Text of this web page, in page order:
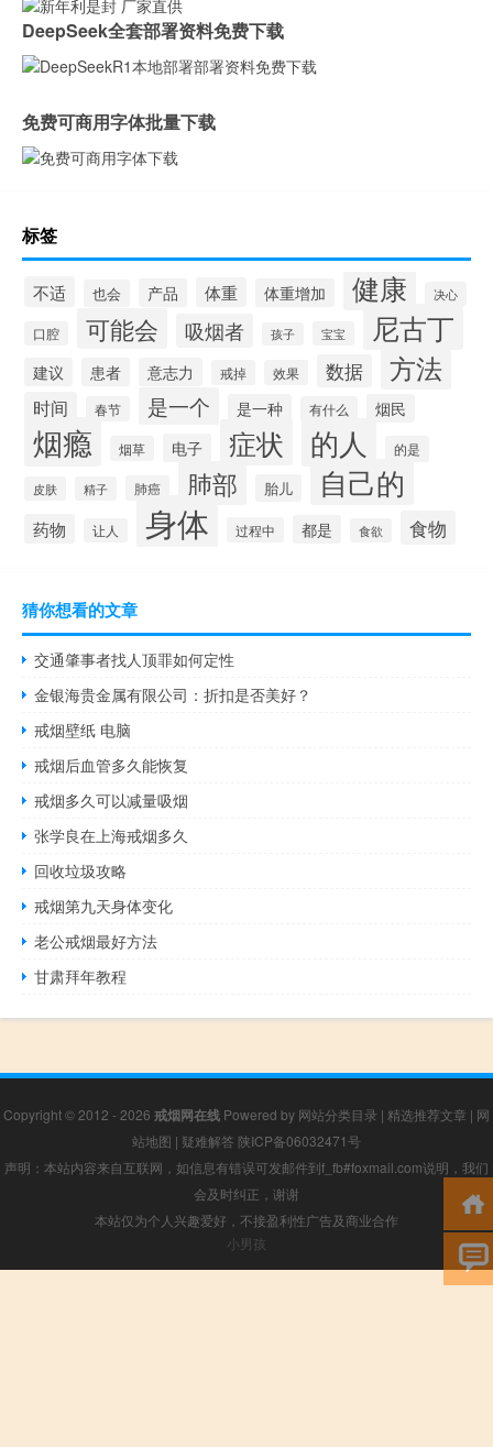
DeepSeek全套部署资料免费下载
免费可商用字体批量下载
标签
不适 也会 产品 体重 体重增加 健康 决心
口腔 可能会 吸烟者 孩子 宝宝 尼古丁
建议 患者 意志力 戒掉 效果 数据 方法
时间 春节 是一个 是一种 有什么 烟民
烟瘾 烟草 电子 症状 的人 的是
皮肤 精子 肺癌 肺部 胎儿 自己的
药物 让人 身体 过程中 都是 食欲 食物
猜你想看的文章
交通肇事者找人顶罪如何定性
金银海贵金属有限公司：折扣是否美好？
戒烟壁纸 电脑
戒烟后血管多久能恢复
戒烟多久可以减量吸烟
张学良在上海戒烟多久
回收垃圾攻略
戒烟第九天身体变化
老公戒烟最好方法
甘肃拜年教程
Copyright © 2012 - 2026 戒烟网在线 Powered by 网站分类目录 | 精选推荐文章 | 网
站地图 | 疑难解答 陕ICP备06032471号
声明：本站内容来自互联网，如信息有错误可发邮件到f_fb#foxmail.com说明，我们
会及时纠正，谢谢
本站仅为个人兴趣爱好，不接盈利性广告及商业合作
小男孩